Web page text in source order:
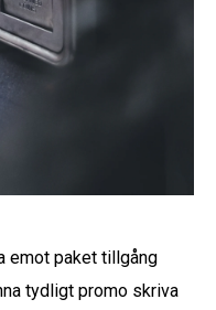
emot paket tillgång
tydligt promo skriva